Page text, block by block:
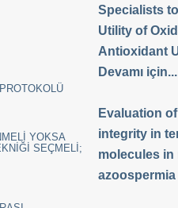
YOKSA
SEÇMELİ;
Specialists
Utility of
Antioxidant
Devamı için...
Evaluation
integrity in
molecules
azoospermia